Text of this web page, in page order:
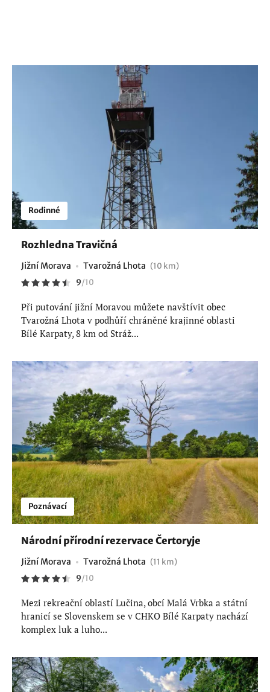
Rodinné
Rozhledna Travičná
Jižní Morava Tvarožná Lhota (10 km)
9/10
Při putování jižní Moravou můžete navštívit obec
Tvarožná Lhota v podhůří chráněné krajinné oblasti
Bílé Karpaty, 8 km od Stráž...
Poznávací
Národní přírodní rezervace Čertoryje
Jižní Morava Tvarožná Lhota (11 km)
9/10
Mezi rekreační oblastí Lučina, obcí Malá Vrbka a státní
hranicí se Slovenskem se v CHKO Bílé Karpaty nachází
komplex luk a luho...